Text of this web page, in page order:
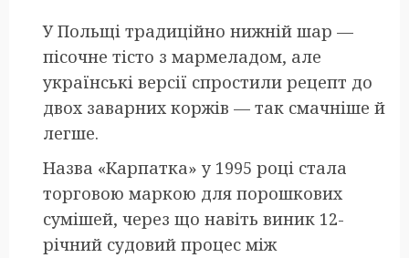
У Польщі традиційно нижній шар —
пісочне тісто з мармеладом, але
українські версії спростили рецепт до
двох заварних коржів — так смачніше й
легше.
Назва «Карпатка» у 1995 році стала
торговою маркою для порошкових
сумішей, через що навіть виник 12-
річний судовий процес між